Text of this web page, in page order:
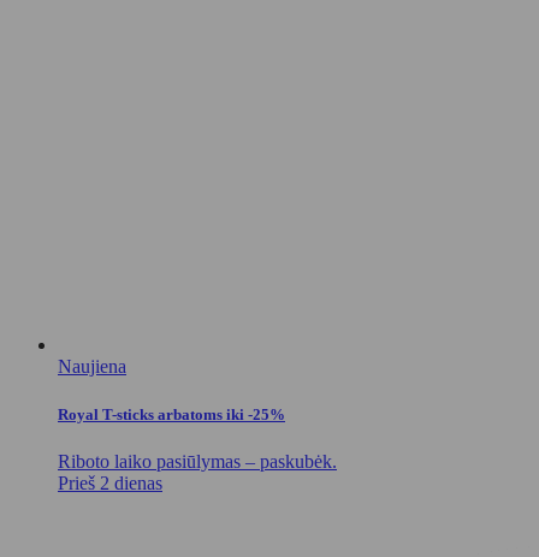
Naujiena
Royal T-sticks arbatoms iki -25%
Riboto laiko pasiūlymas – paskubėk.
Prieš 2 dienas